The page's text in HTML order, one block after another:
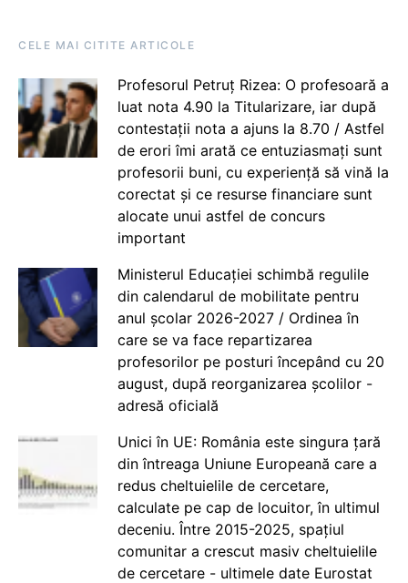
CELE MAI CITITE ARTICOLE
Profesorul Petruț Rizea: O profesoară a
luat nota 4.90 la Titularizare, iar după
contestații nota a ajuns la 8.70 / Astfel
de erori îmi arată ce entuziasmați sunt
profesorii buni, cu experiență să vină la
corectat și ce resurse financiare sunt
alocate unui astfel de concurs
important
Ministerul Educației schimbă regulile
din calendarul de mobilitate pentru
anul școlar 2026-2027 / Ordinea în
care se va face repartizarea
profesorilor pe posturi începând cu 20
august, după reorganizarea școlilor -
adresă oficială
Unici în UE: România este singura țară
din întreaga Uniune Europeană care a
redus cheltuielile de cercetare,
calculate pe cap de locuitor, în ultimul
deceniu. Între 2015-2025, spațiul
comunitar a crescut masiv cheltuielile
de cercetare - ultimele date Eurostat